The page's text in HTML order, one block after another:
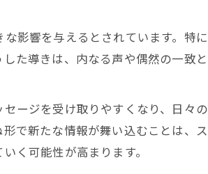
チュアルな兆候の受け止め方
致が人生転機に現れる理由
ピリチュアルの深い関係
影響を与えるとされています。特
た導きは、内なる声や偶然の一致
ージを受け取りやすくなり、日々
で新たな情報が舞い込むことは、
く可能性が高まります。